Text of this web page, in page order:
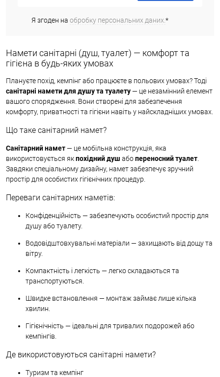
Я згоден на обробку персональних даних.*
Намети санітарні (душ, туалет) — комфорт та
гігієна в будь-яких умовах
Плануєте похід, кемпінг або працюєте в польових умовах? Тоді
санітарні намети для душу та туалету— це незамінний елемент
вашого спорядження. Вони створені для забезпечення
комфорту, приватності та гігієни навіть у найскладніших умовах.
Що таке санітарний намет?
Санітарний намет— це мобільна конструкція, яка
використовується якпохідний душ абопереносний туалет
Завдяки спеціальному дизайну, намет забезпечує зручний
простір для особистих гігієнічних процедур.
Переваги санітарних наметів:
Конфіденційність — забезпечують особистий простір для
душу або туалету.
Водовідштовхувальні матеріали — захищають від дощу та
вітру.
Компактність і легкість — легко складаються та
транспортуються.
Швидке встановлення — монтаж займає лише кілька
хвилин.
Гігієнічність — ідеальні для тривалих подорожей або
кемпінгів.
Де використовуються санітарні намети?
Туризм та кемпінг